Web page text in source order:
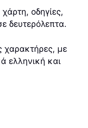
οδηγίες,
δευτερόλεπτα.
χαρακτήρες, με
ελληνική και